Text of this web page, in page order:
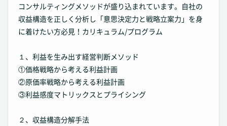
コンサルティングメソッドが盛り込まれています。自社の
収益構造を正しく分析し「意思決定力と戦略立案力」を身
に着けたい方必見！カリキュラム/プログラム
１、利益を生み出す経営判断メソッド
①価格戦略から考える利益計画
②原価率戦略から考える利益計画
③利益感度マトリックスとプライシング
２、収益構造分解手法